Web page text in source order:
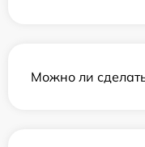
Можно ли